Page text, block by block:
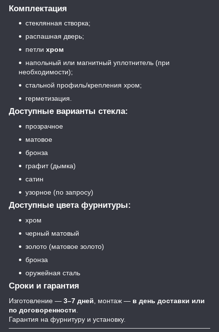
Комплектация
стеклянная створка;
распашная дверь;
петли хром
напольный или магнитный уплотнитель (при
необходимости);
стальной профиль/крепления хром;
герметизация.
Доступные варианты стекла:
прозрачное
матовое
бронза
графит (дымка)
сатин
узорное (по запросу)
Доступные цвета фурнитуры:
хром
черный матовый
золото (матовое золото)
бронза
оружейная сталь
Сроки и гарантия
Изготовление — 3–7 дней , монтаж — в день доставки или
по договоренности
Гарантия на фурнитуру и установку.